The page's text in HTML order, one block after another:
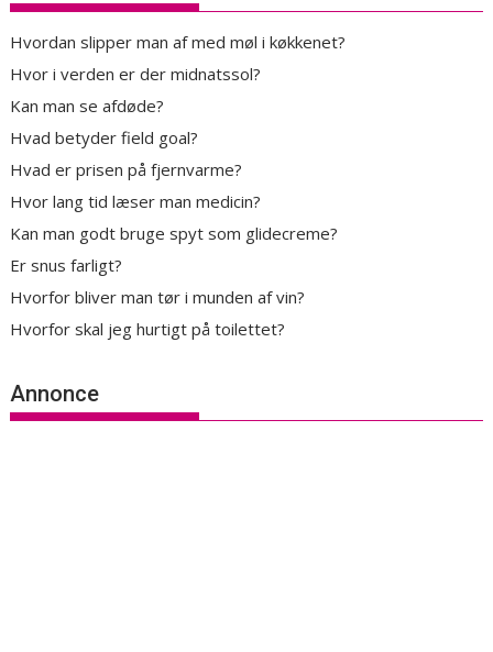
Hvordan slipper man af med møl i køkkenet?
Hvor i verden er der midnatssol?
Kan man se afdøde?
Hvad betyder field goal?
Hvad er prisen på fjernvarme?
Hvor lang tid læser man medicin?
Kan man godt bruge spyt som glidecreme?
Er snus farligt?
Hvorfor bliver man tør i munden af vin?
Hvorfor skal jeg hurtigt på toilettet?
Annonce